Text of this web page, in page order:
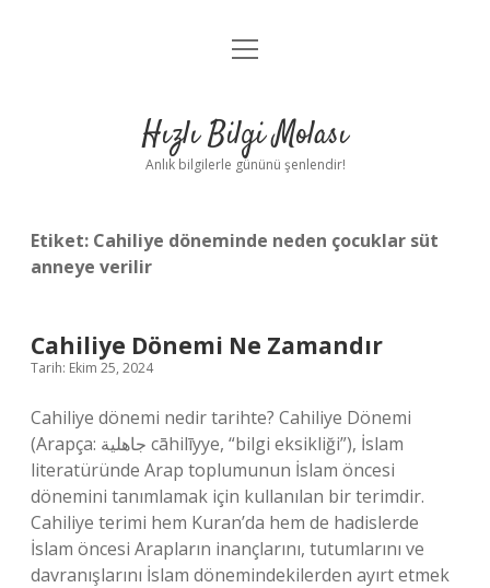
Anasayfa
Yasal Uyarı
menüyü
Hızlı Bilgi Molası
Anlık bilgilerle gününü şenlendir!
Etiket: Cahiliye döneminde neden çocuklar süt
anneye verilir
Cahiliye Dönemi Ne Zamandır
Tarih: Ekim 25, 2024
Cahiliye dönemi nedir tarihte? Cahiliye Dönemi
(Arapça: جاهلية cāhilīyye, “bilgi eksikliği”), İslam
literatüründe Arap toplumunun İslam öncesi
dönemini tanımlamak için kullanılan bir terimdir.
Cahiliye terimi hem Kuran’da hem de hadislerde
İslam öncesi Arapların inançlarını, tutumlarını ve
davranışlarını İslam dönemindekilerden ayırt etmek